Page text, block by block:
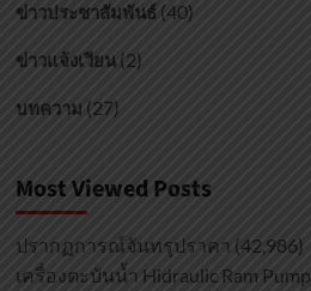
ข่าวประชาสัมพันธ์(40)
ข่าวแจ้งเวียน(2)
บทความ (27)
Most Viewed Posts
ปรากฏการณ์จันทรุปราคา (42,986)
เครื่องตะบันน้ำ Hidraulic Ram Pump